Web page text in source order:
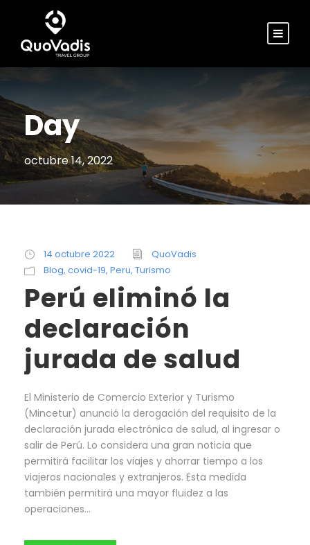
Day
octubre 14, 2022
14 octubre 2022
QuoVadis
Blog, covid-19, Peru, Turismo
Perú eliminó la
declaración
jurada de salud
El Ministerio de Comercio Exterior y Turismo
(Mincetur) anunció la derogación del requisito de la
declaración jurada electrónica de salud, al ingresar o
salir de Perú. Lo considera una gran noticia que
permitirá facilitar los viajes y ahorrar tiempo a los
viajeros nacionales y extranjeros. Esta medida
también permitirá una mayor fluidez a las
operaciones...